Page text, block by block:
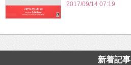
2017/09/14 07:19
新着記事